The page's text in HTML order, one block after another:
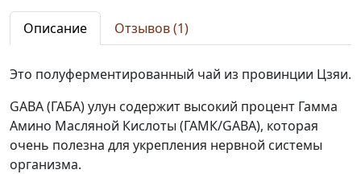
Описание Отзывов (1)
Это полуферментированный чай из провинции Цзяи.
GABA (ГАБА) улун содержит высокий процент Гамма
Амино Масляной Кислоты (ГАМК/GABA), которая
очень полезна для укрепления нервной системы
организма.